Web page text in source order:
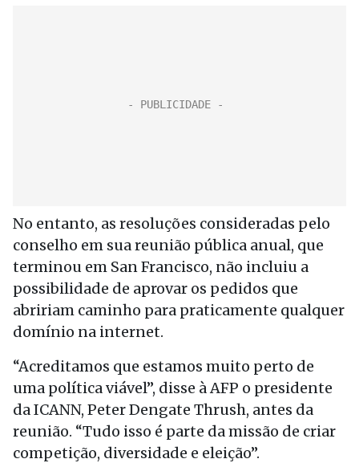
No entanto, as resoluções consideradas pelo
conselho em sua reunião pública anual, que
terminou em San Francisco, não incluiu a
possibilidade de aprovar os pedidos que
abririam caminho para praticamente qualquer
domínio na internet.
“Acreditamos que estamos muito perto de
uma política viável”, disse à AFP o presidente
da ICANN, Peter Dengate Thrush, antes da
reunião. “Tudo isso é parte da missão de criar
competição, diversidade e eleição”.